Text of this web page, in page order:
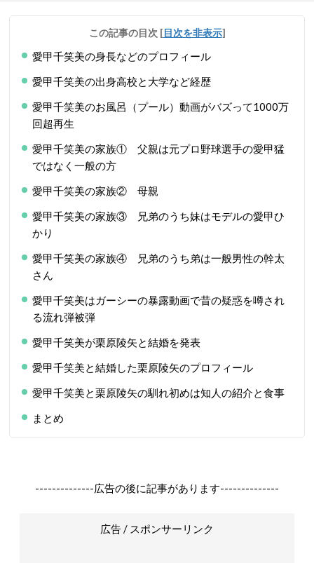
この記事の目次 [目次を非表示]
愛甲千笑美の身長などのプロフィール
愛甲千笑美の出身高校と大学など経歴
愛甲千笑美のお風呂（プール）動画がバズって1000万
回超再生
愛甲千笑美の家族① 父親は元プロ野球選手の愛甲猛
ではなく一般の方
愛甲千笑美の家族② 母親
愛甲千笑美の家族③ 兄弟のうち妹はモデルの愛甲ひ
かり
愛甲千笑美の家族④ 兄弟のうち弟は一般男性の幹太
さん
愛甲千笑美はガーシーの暴露動画で昔の疑惑を噂され
る流れ弾被弾
愛甲千笑美が栗原陵矢と結婚を発表
愛甲千笑美と結婚した栗原陵矢のプロフィール
愛甲千笑美と栗原陵矢の馴れ初めは知人の紹介と食事
まとめ
--------------広告の後に記事があります--------------
広告 / スポンサーリンク